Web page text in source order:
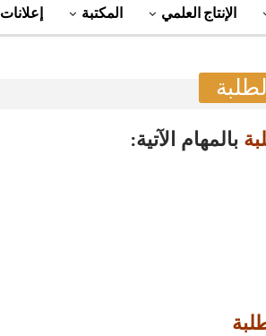
الإنتاج العلمي المكتبة إعلانات
بالمهام الآتية: